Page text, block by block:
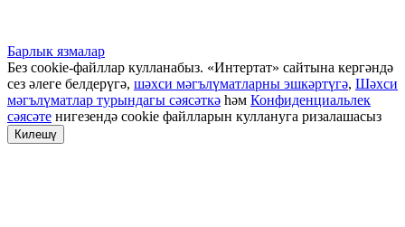
Барлык язмалар
Без cookie-файллар кулланабыз. «Интертат» сайтына кергәндә
сез әлеге белдерүгә, шәхси мәгълүматларны эшкәртүгә, Шәхси
мәгълүматлар турындагы сәясәткә һәм Конфиденциальлек
сәясәте нигезендә cookie файлларын куллануга ризалашасыз
Килешү